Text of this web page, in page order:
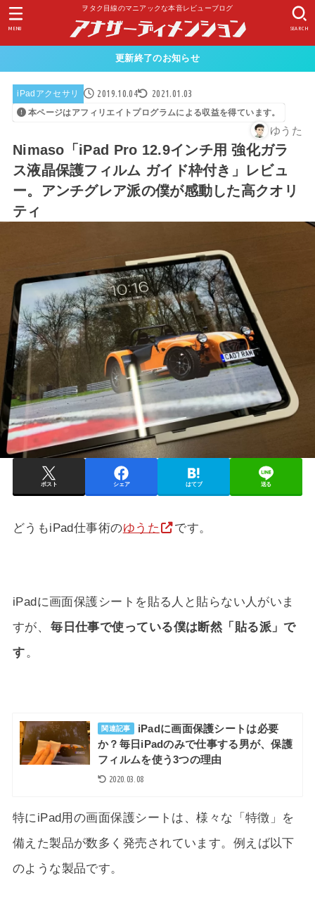
ヲタク目線のマニアックな本音レビューブログ
SEARCH
MENU
更新終了のお知らせ
iPadアクセサリ 2019.10.04 2021.01.03
本ページはアフィリエイトプログラムによる収益を得ています。
ゆうた
Nimaso「iPad Pro 12.9インチ用 強化ガラ
ス液晶保護フィルム ガイド枠付き」レビュ
ー。アンチグレア派の僕が感動した高クオリ
ティ
ポスト シェア はてブ 送る
どうもiPad仕事術のゆうた です。
iPadに画面保護シートを貼る人と貼らない人がいま
すが、 毎日仕事で使っている僕は断然「貼る派」で
す。
関連記事
iPadに画面保護シートは必要
か？毎日iPadのみで仕事する男が、保護
フィルムを使う3つの理由
2020.03.08
特にiPad用の画面保護シートは、様々な「特徴」を
備えた製品が数多く発売されています。例えば以下
のような製品です。